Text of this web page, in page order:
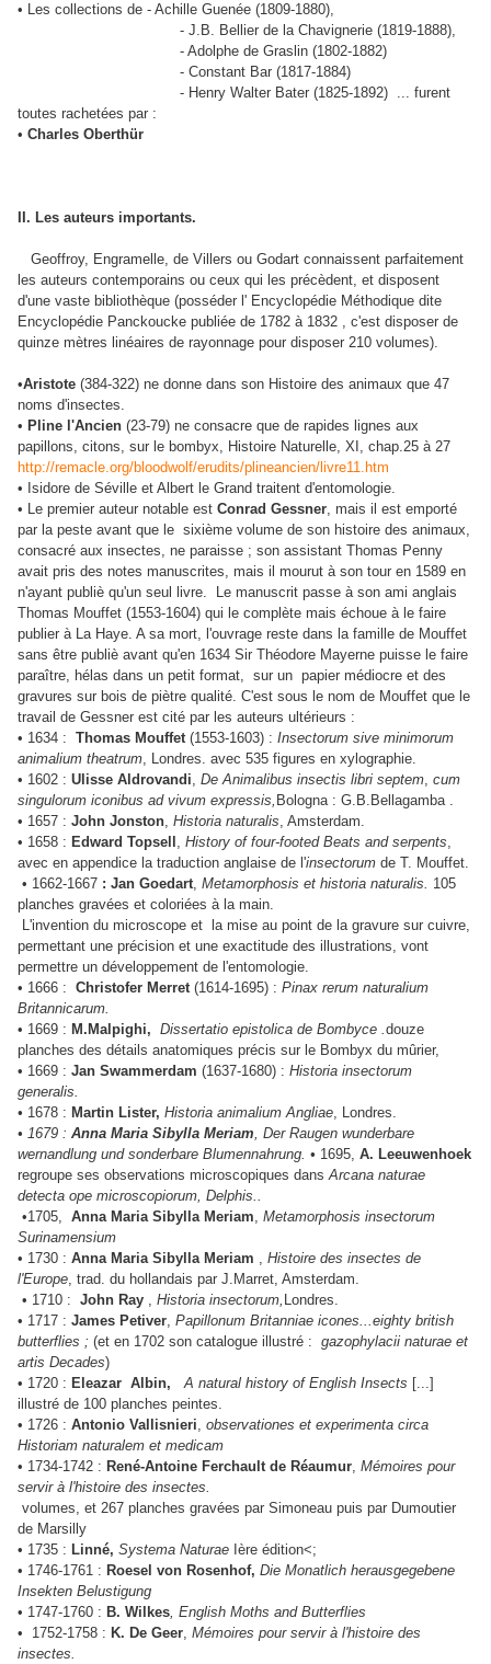
• Les collections de - Achille Guenée (1809-1880),
- J.B. Bellier de la Chavignerie (1819-1888),
- Adolphe de Graslin (1802-1882)
- Constant Bar (1817-1884)
- Henry Walter Bater (1825-1892) ... furent
toutes rachetées par :
• Charles Oberthür
II. Les auteurs importants.
Geoffroy, Engramelle, de Villers ou Godart connaissent parfaitement
les auteurs contemporains ou ceux qui les précèdent, et disposent
d'une vaste bibliothèque (posséder l' Encyclopédie Méthodique dite
Encyclopédie Panckoucke publiée de 1782 à 1832 , c'est disposer de
quinze mètres linéaires de rayonnage pour disposer 210 volumes).
•Aristote (384-322) ne donne dans son Histoire des animaux que 47
noms d'insectes.
• Pline l'Ancien (23-79) ne consacre que de rapides lignes aux
papillons, citons, sur le bombyx, Histoire Naturelle, XI, chap.25 à 27
http://remacle.org/bloodwolf/erudits/plineancien/livre11.htm
• Isidore de Séville et Albert le Grand traitent d'entomologie.
• Le premier auteur notable est Conrad Gessner, mais il est emporté
par la peste avant que le sixième volume de son histoire des animaux,
consacré aux insectes, ne paraisse ; son assistant Thomas Penny
avait pris des notes manuscrites, mais il mourut à son tour en 1589 en
n'ayant publiè qu'un seul livre. Le manuscrit passe à son ami anglais
Thomas Mouffet (1553-1604) qui le complète mais échoue à le faire
publier à La Haye. A sa mort, l'ouvrage reste dans la famille de Mouffet
sans être publiè avant qu'en 1634 Sir Théodore Mayerne puisse le faire
paraître, hélas dans un petit format, sur un papier médiocre et des
gravures sur bois de piètre qualité. C'est sous le nom de Mouffet que le
travail de Gessner est cité par les auteurs ultérieurs :
• 1634 : Thomas Mouffet(1553-1603) : Insectorum sive minimorum
animalium theatrum, Londres. avec 535 figures en xylographie.
• 1602 : Ulisse Aldrovandi, De Animalibus insectis libri septem, cum
singulorum iconibus ad vivum expressis, Bologna : G.B.Bellagamba .
• 1657 : John Jonston, Historia naturalis, Amsterdam.
• 1658 : Edward Topsell , History of four-footed Beats and serpents,
avec en appendice la traduction anglaise de l'insectorum de T. Mouffet.
• 1662-1667 : Jan Goedart, Metamorphosis et historia naturalis. 105
planches gravées et coloriées à la main.
L'invention du microscope et la mise au point de la gravure sur cuivre,
permettant une précision et une exactitude des illustrations, vont
permettre un développement de l'entomologie.
• 1666 : Christofer Merret(1614-1695) : Pinax rerum naturalium
Britannicarum.
• 1669 : M.Malpighi, Dissertatio epistolica de Bombyce .douze
planches des détails anatomiques précis sur le Bombyx du mûrier,
• 1669 : Jan Swammerdam (1637-1680) : Historia insectorum
generalis.
• 1678 : Martin Lister, Historia animalium Angliae, Londres.
• 1679 : Anna Maria Sibylla Meriam, Der Raugen wunderbare
wernandlung und sonderbare Blumennahrung. • 1695, A. Leeuwenhoek
regroupe ses observations microscopiques dansArcana naturae
detecta ope microscopiorum, Delphis..
•1705, Anna Maria Sibylla Meriam, Metamorphosis insectorum
Surinamensium
• 1730 : Anna Maria Sibylla Meriam , Histoire des insectes de
l'Europe, trad. du hollandais par J.Marret, Amsterdam.
• 1710 : John Ray , Historia insectorum, Londres.
• 1717 : James Petiver, Papillonum Britanniae icones...eighty british
butterflies ; (et en 1702 son catalogue illustré : gazophylacii naturae et
artis Decades)
• 1720 : Eleazar Albin, A natural history of English Insects [...]
illustré de 100 planches peintes.
• 1726 : Antonio Vallisnieri, observationes et experimenta circa
Historiam naturalem et medicam
• 1734-1742 : René-Antoine Ferchault de Réaumur, Mémoires pour
servir à l'histoire des insectes.
volumes, et 267 planches gravées par Simoneau puis par Dumoutier
de Marsilly
• 1735 : Linné, Systema Naturae Ière édition<;
• 1746-1761 : Roesel von Rosenhof, Die Monatlich herausgegebene
Insekten Belustigung
• 1747-1760 : B. Wilkes, English Moths and Butterflies
• 1752-1758 : K. De Geer, Mémoires pour servir à l'histoire des
insectes.